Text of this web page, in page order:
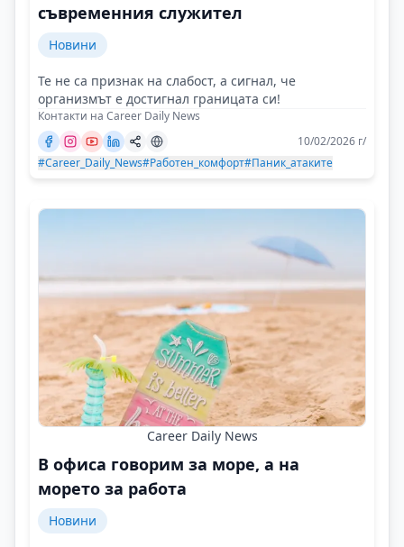
съвременния служител
Новини
Те не са признак на слабост, а сигнал, че
организмът е достигнал границата си!
Контакти на Career Daily News
10/02/2026 г/
#Career_Daily_News#Работен_комфорт#Паник_атаките
Career Daily News
В офиса говорим за море, а на
морето за работа
Новини